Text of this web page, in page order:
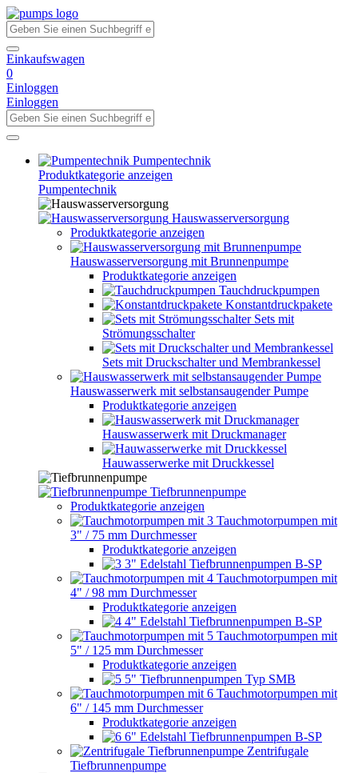
Einkaufswagen
0
Einloggen
Einloggen
Pumpentechnik
Produktkategorie anzeigen
Pumpentechnik
Hauswasserversorgung
Produktkategorie anzeigen
Hauswasserversorgung mit Brunnenpumpe
Produktkategorie anzeigen
Tauchdruckpumpen
Konstantdruckpakete
Sets mit
Strömungsschalter
Sets mit Druckschalter und Membrankessel
Hauswasserwerk mit selbstansaugender Pumpe
Produktkategorie anzeigen
Hauswasserwerk mit Druckmanager
Hauwasserwerke mit Druckkessel
Tiefbrunnenpumpe
Produktkategorie anzeigen
Tauchmotorpumpen mit
3" / 75 mm Durchmesser
Produktkategorie anzeigen
3" Edelstahl Tiefbrunnenpumpen B-SP
Tauchmotorpumpen mit
4" / 98 mm Durchmesser
Produktkategorie anzeigen
4" Edelstahl Tiefbrunnenpumpen B-SP
Tauchmotorpumpen mit
5" / 125 mm Durchmesser
Produktkategorie anzeigen
5" Tiefbrunnenpumpen Typ SMB
Tauchmotorpumpen mit
6" / 145 mm Durchmesser
Produktkategorie anzeigen
6" Edelstahl Tiefbrunnenpumpen B-SP
Zentrifugale
Tiefbrunnenpumpe